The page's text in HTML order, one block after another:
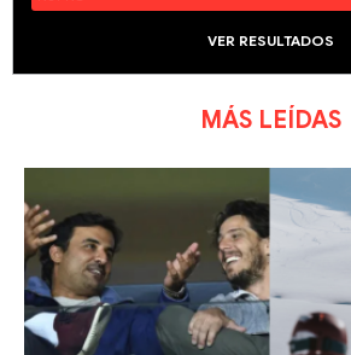
VER RESULTADOS
MÁS LEÍDAS